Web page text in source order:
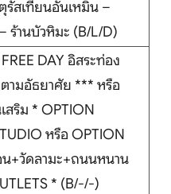
Search
รัสเทียนอันเหมิน –
ร้านบัวหิมะ (B/L/D)
DAY อิสระท่อง
ตามอัธยาศัย *** หรือ
สริม * OPTION
หรือ OPTION
น+วัดลามะ+ถนนหนาน
* (B/-/-)